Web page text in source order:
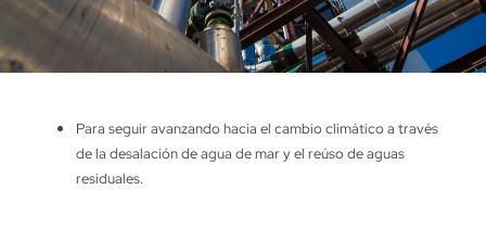
Para seguir avanzando hacia el cambio climático a través
de la desalación de agua de mar y el reúso de aguas
residuales.